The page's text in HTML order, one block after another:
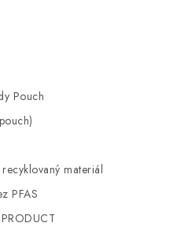
Pouch
materiál
PFAS